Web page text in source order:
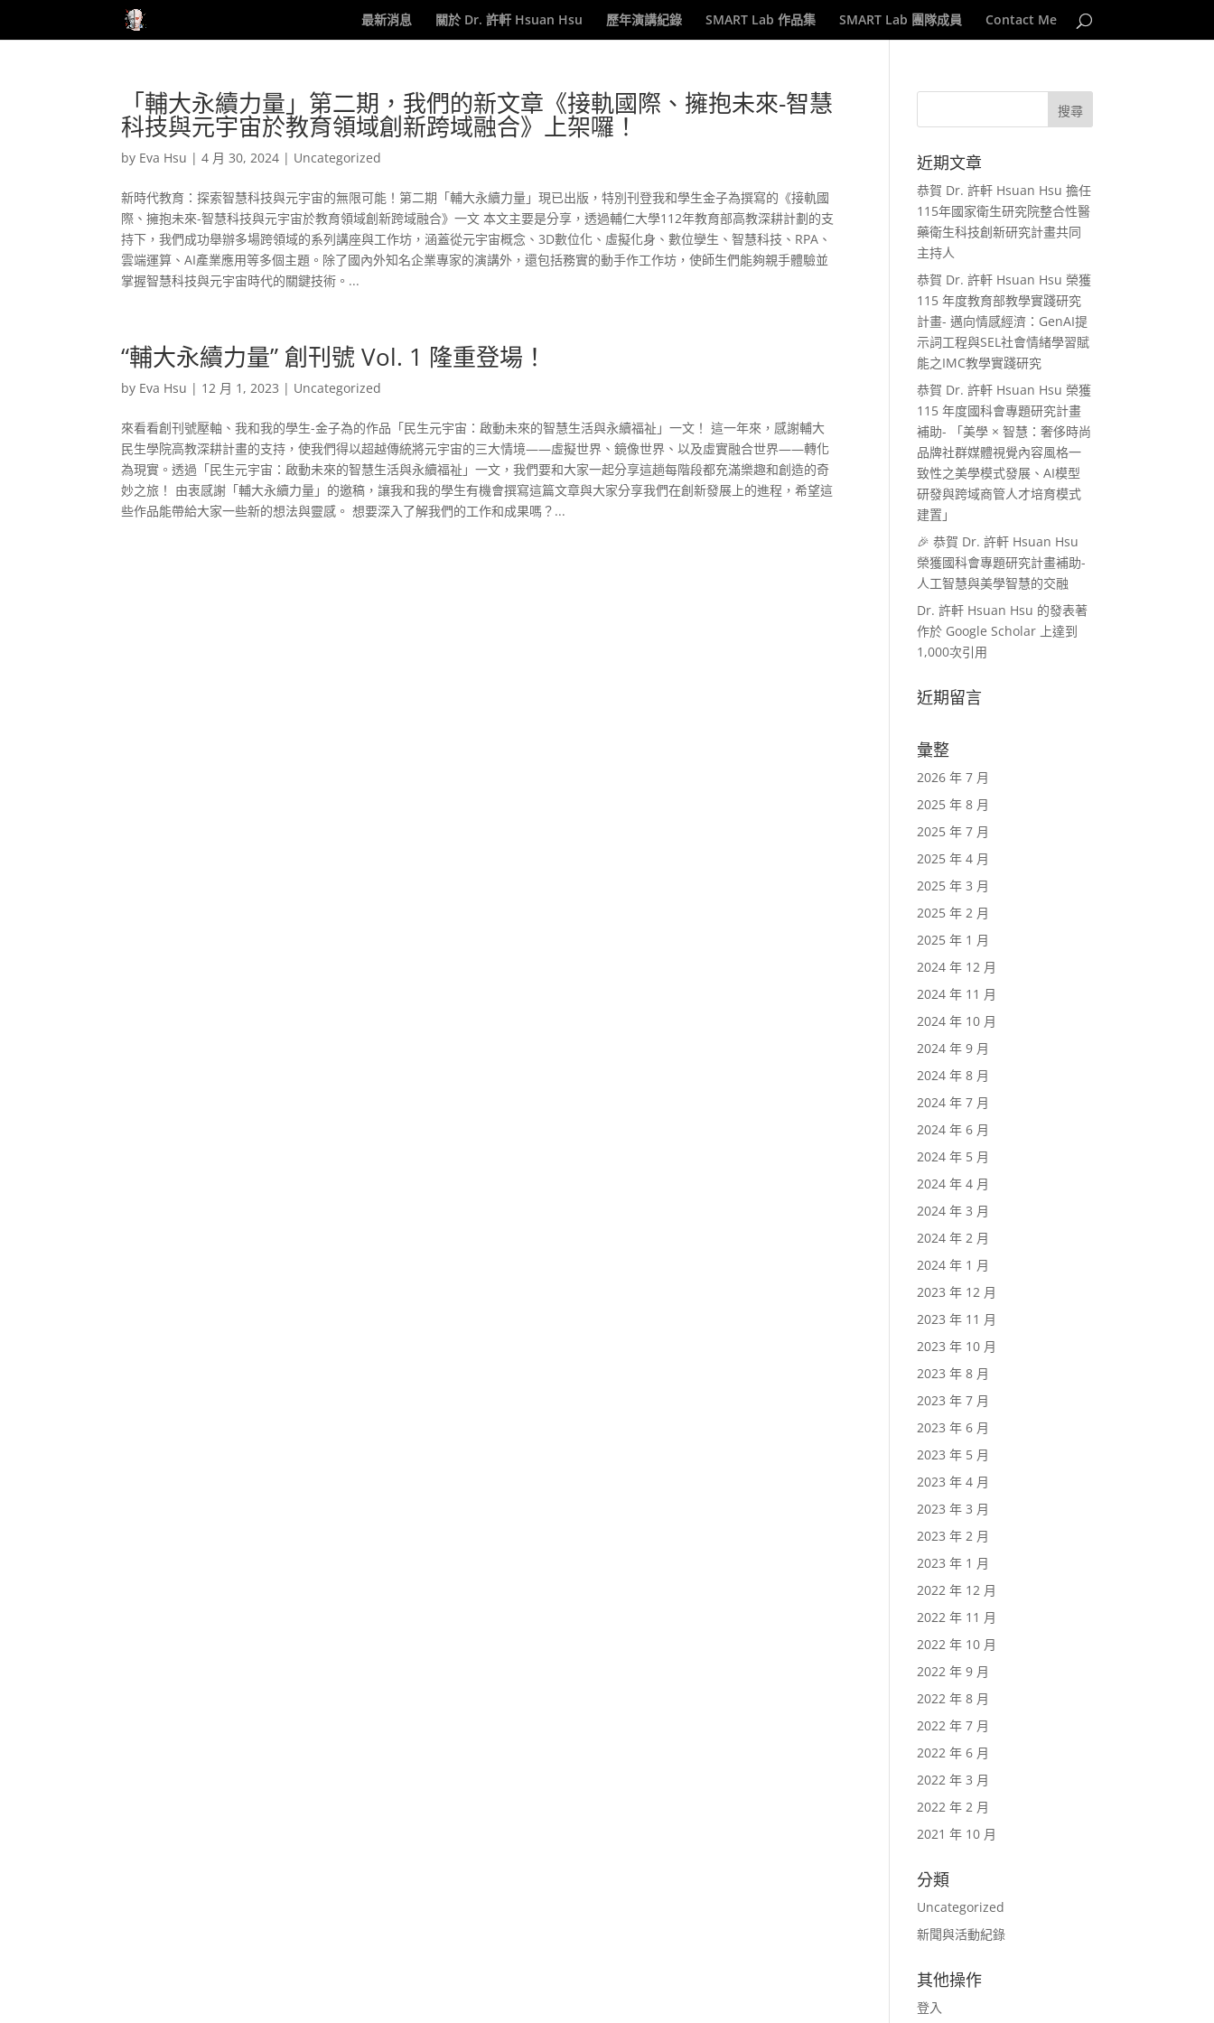
最新消息 關於 Dr. 許軒 Hsuan Hsu 歷年演講紀錄 SMART Lab 作品集 SMART Lab 團隊成員 Contact Me
「輔大永續力量」第二期，我們的新文章《接軌國際、擁抱未來-智慧
科技與元宇宙於教育領域創新跨域融合》上架囉！
by Eva Hsu |4 月 30, 2024 | Uncategorized
新時代教育：探索智慧科技與元宇宙的無限可能！第二期「輔大永續力量」現已出版，特別刊登我和學生金子為撰寫的《接軌國
際、擁抱未來-智慧科技與元宇宙於教育領域創新跨域融合》一文 本文主要是分享，透過輔仁大學112年教育部高教深耕計劃的支
持下，我們成功舉辦多場跨領域的系列講座與工作坊，涵蓋從元宇宙概念、3D數位化、虛擬化身、數位孿生、智慧科技、RPA、
雲端運算、AI產業應用等多個主題。除了國內外知名企業專家的演講外，還包括務實的動手作工作坊，使師生們能夠親手體驗並
掌握智慧科技與元宇宙時代的關鍵技術。...
“輔大永續力量” 創刊號 Vol. 1 隆重登場！
by Eva Hsu | 12 月 1, 2023 | Uncategorized
來看看創刊號壓軸、我和我的學生-金子為的作品「民生元宇宙：啟動未來的智慧生活與永續福祉」一文！ 這一年來，感謝輔大
民生學院高教深耕計畫的支持，使我們得以超越傳統將元宇宙的三大情境——虛擬世界、鏡像世界、以及虛實融合世界——轉化
為現實。透過「民生元宇宙：啟動未來的智慧生活與永續福祉」一文，我們要和大家一起分享這趟每階段都充滿樂趣和創造的奇
妙之旅！ 由衷感謝「輔大永續力量」的邀稿，讓我和我的學生有機會撰寫這篇文章與大家分享我們在創新發展上的進程，希望這
些作品能帶給大家一些新的想法與靈感。 想要深入了解我們的工作和成果嗎？...
近期文章
恭賀 Dr. 許軒 Hsuan Hsu 擔任
115年國家衛生研究院整合性醫
藥衛生科技創新研究計畫共同
主持人
恭賀 Dr. 許軒 Hsuan Hsu 榮獲
115 年度教育部教學實踐研究
計畫- 邁向情感經濟：GenAI提
示詞工程與SEL社會情緒學習賦
能之IMC教學實踐研究
恭賀 Dr. 許軒 Hsuan Hsu 榮獲
115 年度國科會專題研究計畫
補助- 「美學 × 智慧：奢侈時尚
品牌社群媒體視覺內容風格一
致性之美學模式發展、AI模型
研發與跨域商管人才培育模式
建置」
🎉 恭賀 Dr. 許軒 Hsuan Hsu
榮獲國科會專題研究計畫補助-
人工智慧與美學智慧的交融
Dr. 許軒 Hsuan Hsu 的發表著
作於 Google Scholar 上達到
1,000次引用
近期留言
彙整
2026 年 7 月
2025 年 8 月
2025 年 7 月
2025 年 4 月
2025 年 3 月
2025 年 2 月
2025 年 1 月
2024 年 12 月
2024 年 11 月
2024 年 10 月
2024 年 9 月
2024 年 8 月
2024 年 7 月
2024 年 6 月
2024 年 5 月
2024 年 4 月
2024 年 3 月
2024 年 2 月
2024 年 1 月
2023 年 12 月
2023 年 11 月
2023 年 10 月
2023 年 8 月
2023 年 7 月
2023 年 6 月
2023 年 5 月
2023 年 4 月
2023 年 3 月
2023 年 2 月
2023 年 1 月
2022 年 12 月
2022 年 11 月
2022 年 10 月
2022 年 9 月
2022 年 8 月
2022 年 7 月
2022 年 6 月
2022 年 3 月
2022 年 2 月
2021 年 10 月
分類
Uncategorized
新聞與活動紀錄
其他操作
登入